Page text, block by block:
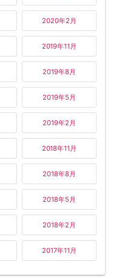
2020年2月
2019年11月
2019年8月
2019年5月
2019年2月
2018年11月
2018年8月
2018年5月
2018年2月
2017年11月